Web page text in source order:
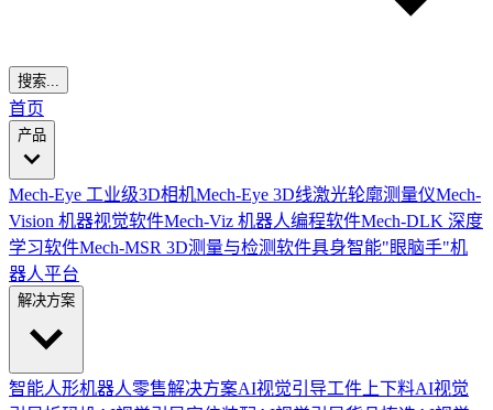
搜索...
首页
产品
Mech-Eye 工业级3D相机Mech-Eye 3D线激光轮廓测量仪Mech-
Vision 机器视觉软件Mech-Viz 机器人编程软件Mech-DLK 深度
学习软件Mech-MSR 3D测量与检测软件具身智能"眼脑手"机
器人平台
解决方案
智能人形机器人零售解决方案AI视觉引导工件上下料AI视觉